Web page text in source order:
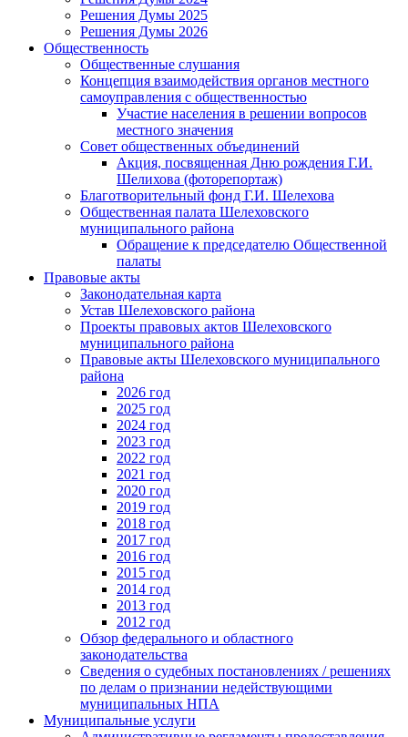
Решения Думы 2025
Решения Думы 2026
Общественность
Общественные слушания
Концепция взаимодействия органов местного
самоуправления с общественностью
Участие населения в решении вопросов
местного значения
Совет общественных объединений
Акция, посвященная Дню рождения Г.И.
Шелихова (фоторепортаж)
Благотворительный фонд Г.И. Шелехова
Общественная палата Шелеховского
муниципального района
Обращение к председателю Общественной
палаты
Правовые акты
Законодательная карта
Устав Шелеховского района
Проекты правовых актов Шелеховского
муниципального района
Правовые акты Шелеховского муниципального
района
2026 год
2025 год
2024 год
2023 год
2022 год
2021 год
2020 год
2019 год
2018 год
2017 год
2016 год
2015 год
2014 год
2013 год
2012 год
Обзор федерального и областного
законодательства
Сведения о судебных постановлениях / решениях
по делам о признании недействующими
муниципальных НПА
Муниципальные услуги